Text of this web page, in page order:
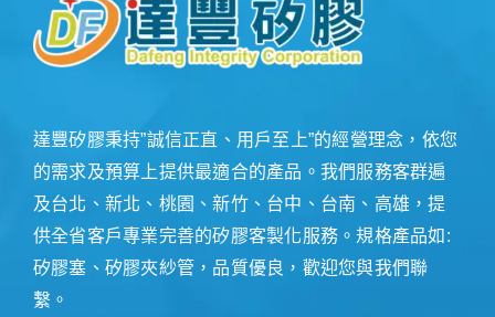
達豐矽膠秉持”誠信正直、用戶至上”的經營理念，依您
的需求及預算上提供最適合的產品。我們服務客群遍
及台北、新北、桃園、新竹、台中、台南、高雄，提
供全省客戶專業完善的矽膠客製化服務。規格產品如:
矽膠塞、矽膠夾紗管，品質優良，歡迎您與我們聯
繫。